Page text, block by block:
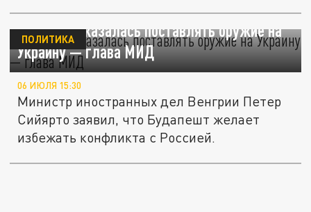
Венгрия отказалась поставлять оружие на
Украину — глава МИД
ПОЛИТИКА
06 ИЮЛЯ 15:30
Министр иностранных дел Венгрии Петер
Сийярто заявил, что Будапешт желает
избежать конфликта с Россией.